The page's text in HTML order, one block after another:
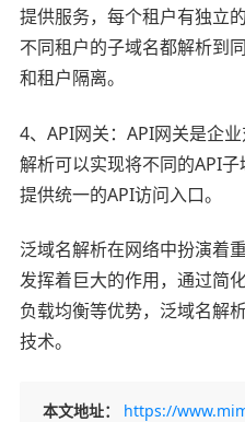
提供服务，每个租户有独立
不同租户的子域名都解析到
和租户隔离。
4、API网关：API网关是企
解析可以实现将不同的API子
提供统一的API访问入口。
泛域名解析在网络中扮演着
发挥着巨大的作用，通过简
负载均衡等优势，泛域名解
技术。
本文地址：
https://